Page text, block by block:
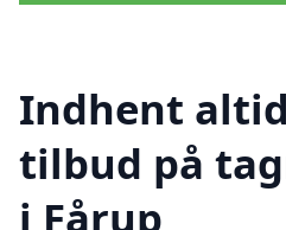
Indhent
tilbud på
i Fårup